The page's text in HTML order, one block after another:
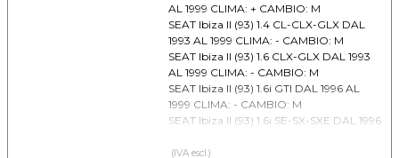
AL 1999 CLIMA: + CAMBIO: M
SEAT Ibiza II (93) 1.4 CL-CLX-GLX DAL
1993 AL 1999 CLIMA: - CAMBIO: M
SEAT Ibiza II (93) 1.6 CLX-GLX DAL 1993
AL 1999 CLIMA: - CAMBIO: M
SEAT Ibiza II (93) 1.6i GTI DAL 1996 AL
1999 CLIMA: - CAMBIO: M
SEAT Ibiza II (93) 1.6i SE-SX-SXE DAL 1996
SEAT Inca 1.4 DAL 1995 AL -- CLIMA: -
(IVA escl.)